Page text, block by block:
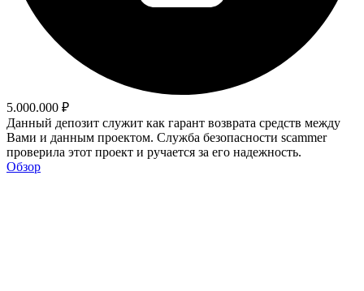
5.000.000 ₽
Данный депозит служит как гарант возврата средств между
Вами и данным проектом. Служба безопасности scammer
проверила этот проект и ручается за его надежность.
Обзор